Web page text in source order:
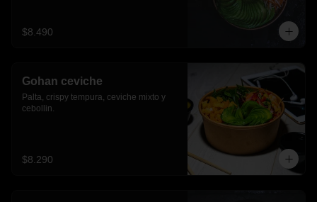
$8.490
Gohan ceviche
Palta, crispy tempura, ceviche mixto y
cebollin.
$8.290